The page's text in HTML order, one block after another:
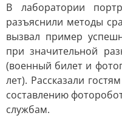
В лаборатории
разъяснили методы
вызвал пример
при значительной
(военный билет и
лет). Рассказали
составлению
службам.